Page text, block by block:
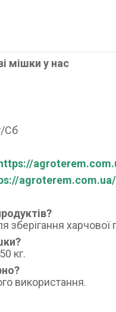
мішки у нас
Сб
https://
зберігання харчової
кг.
використання.